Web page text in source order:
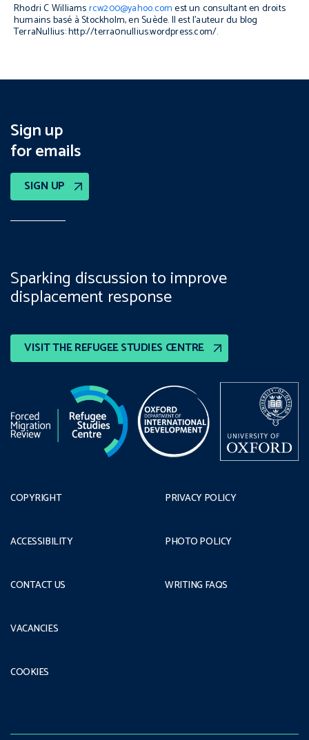
Rhodri C Williamsrcw200@yahoo.comest un consultant en droits
humains basé à Stockholm, en Suède. Il est l’auteur du blog
TerraNullius: http://terra0nullius.wordpress.com/.
Sign up
for emails
SIGN UP
VISIT THE REFUGEE STUDIES CENTRE
Sparking discussion to improve
displacement response
COPYRIGHT
ACCESSIBILITY
CONTACT US
PRIVACY POLICY
PHOTO POLICY
WRITING FAQS
VACANCIES
COOKIES